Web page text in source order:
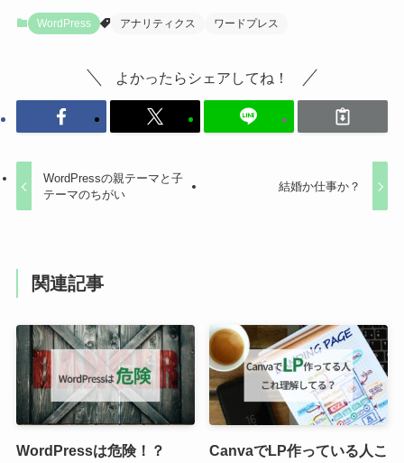
WordPress アナリティクス ワードプレス
よかったらシェアしてね！
WordPressの親テーマと子
テーマのちがい
結婚か仕事か？
関連記事
WordPressは危険！？
CanvaでLP作っている人こ